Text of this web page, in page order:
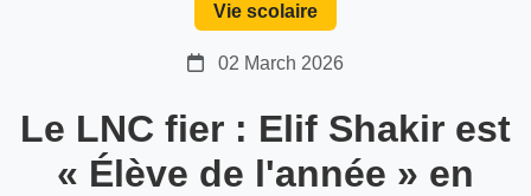
Vie scolaire
02 March 2026
Le LNC fier : Elif Shakir est
« Élève de l'année » en